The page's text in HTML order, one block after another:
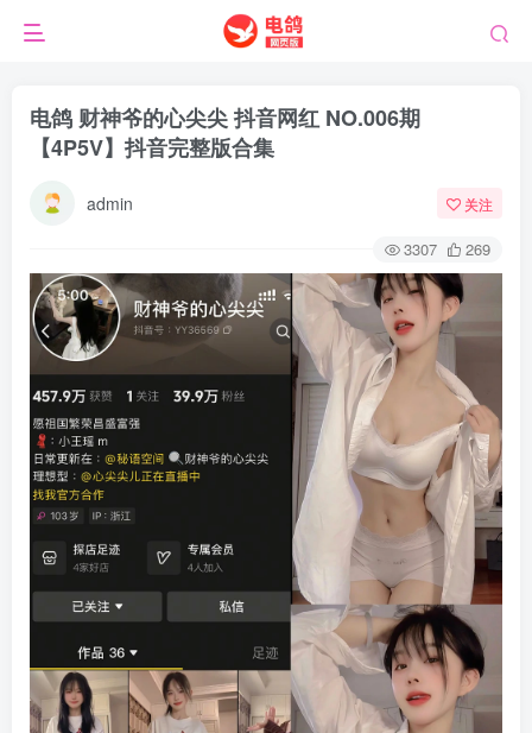
电鸽 财神爷的心尖尖 抖音网红 NO.006期
【4P5V】抖音完整版合集
admin 关注
3307 269